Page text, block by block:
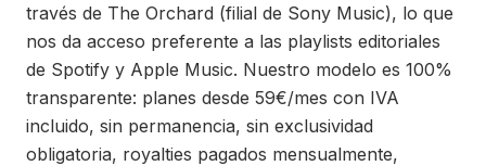
través de The Orchard (filial de Sony Music), lo que
nos da acceso preferente a las playlists editoriales
de Spotify y Apple Music. Nuestro modelo es 100%
transparente: planes desde 59€/mes con IVA
incluido, sin permanencia, sin exclusividad
obligatoria, royalties pagados mensualmente,